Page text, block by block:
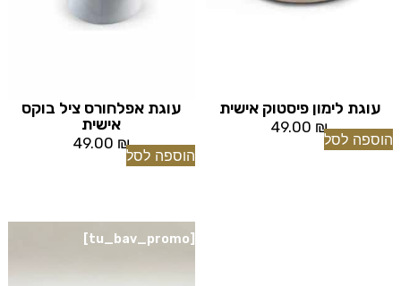
עוגת לימון פיסטוק אישית
49.00 ₪
הוספה לסל
עוגת אפלחורס ציל בוקס
אישית
49.00 ₪
הוספה לסל
[tu_bav_promo]